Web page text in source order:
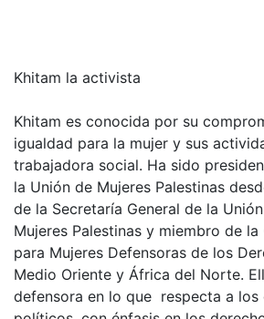
Khitam la activista
Khitam es conocida por su
igualdad para la mujer y sus
trabajadora social. Ha sido
la Unión de Mujeres Palestinas
de la Secretaría General de la
Mujeres Palestinas y miembro de
para Mujeres Defensoras de los
Medio Oriente y África del Norte.
defensora en lo que respecta a los